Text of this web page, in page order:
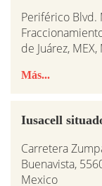
Periférico Blvd.
de Juárez,
Más...
Iusacell
Carretera
Buenavista,
Mexico